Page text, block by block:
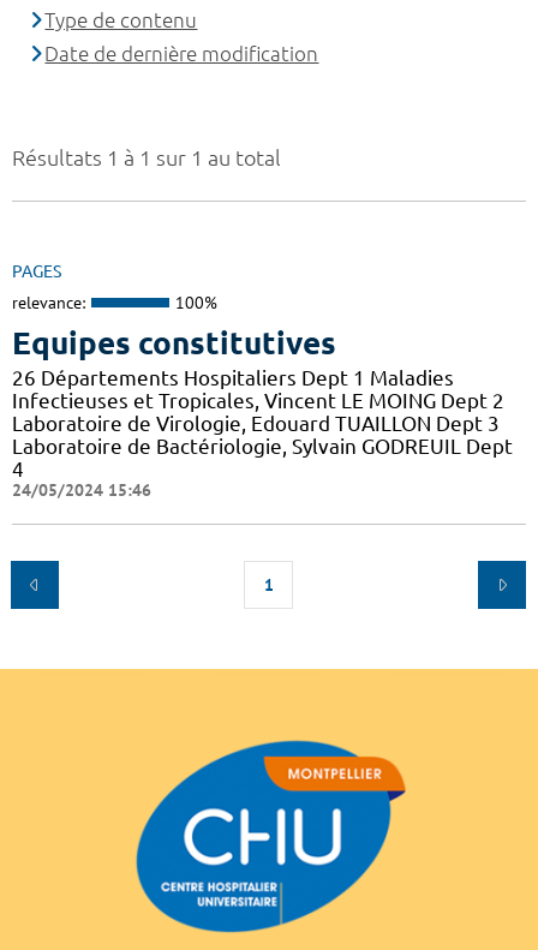
Résultats 1 à 1 sur 1 au total
PAGES
relevance: 100%
Equipes constitutives
26 Départements Hospitaliers Dept 1 Maladies
Infectieuses et Tropicales, Vincent LE MOING Dept 2
Laboratoire de Virologie, Edouard TUAILLON Dept 3
Laboratoire de Bactériologie, Sylvain GODREUIL Dept
4
24/05/2024 15:46
1
Type de contenu
Date de dernière modification